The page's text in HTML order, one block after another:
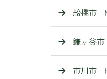
船橋市
鎌ヶ谷
市川市